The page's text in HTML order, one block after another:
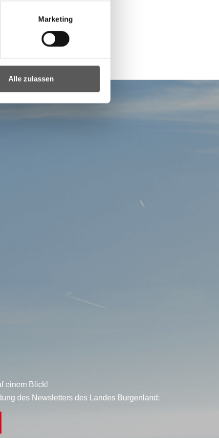
Marketing
Alle zulassen
einem Blick!
des Newsletters des Landes Burgenland: